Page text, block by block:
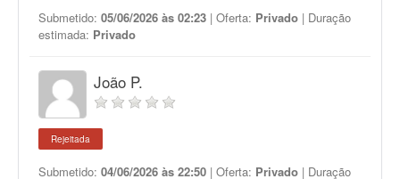
Submetido: 05/06/2026 às 02:23 | Oferta: Privado | Duração
estimada: Privado
João P.
Rejeitada
Submetido: 04/06/2026 às 22:50 | Oferta: Privado | Duração